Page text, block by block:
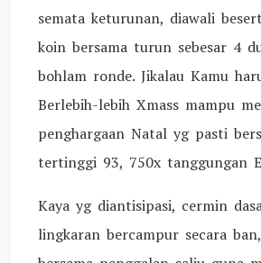
semata keturunan, diawali
koin bersama turun sebesar 4
bohlam ronde. Jikalau Kamu
Berlebih-lebih Xmass mampu
penghargaan Natal yg pasti
tertinggi 93, 750x tanggungan
Kaya yg diantisipasi, cermin
lingkaran bercampur secara